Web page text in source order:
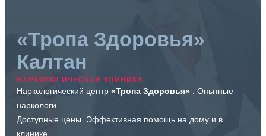
«Тропа Здоровья»
Калтан
НАРКОЛОГИЧЕСКАЯ КЛИНИКА
Наркологический центр «Тропа Здоровья» . Опытные
наркологи.
Доступные цены. Эффективная помощь на дому и в
клинике.